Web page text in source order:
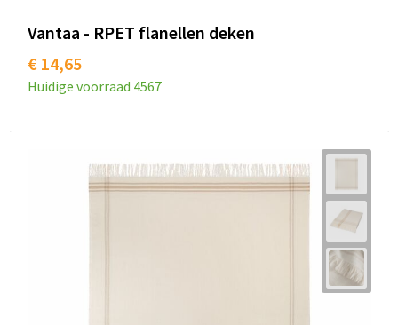
Vantaa - RPET flanellen deken
€ 14,65
Huidige voorraad 4567